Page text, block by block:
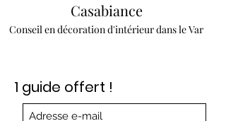
Casabiance
Conseil en décoration d'intérieur dans le Var
1 guide offert !